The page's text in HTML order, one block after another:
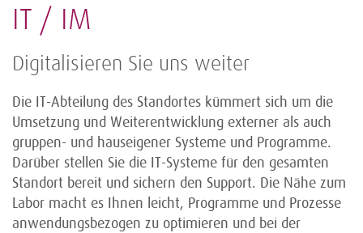
IT / IM
Digitalisieren Sie uns weiter
Die IT-Abteilung des Standortes kümmert sich um die
Umsetzung und Weiterentwicklung externer als auch
gruppen- und hauseigener Systeme und Programme.
Darüber stellen Sie die IT-Systeme für den gesamten
Standort bereit und sichern den Support. Die Nähe zum
Labor macht es Ihnen leicht, Programme und Prozesse
anwendungsbezogen zu optimieren und bei der